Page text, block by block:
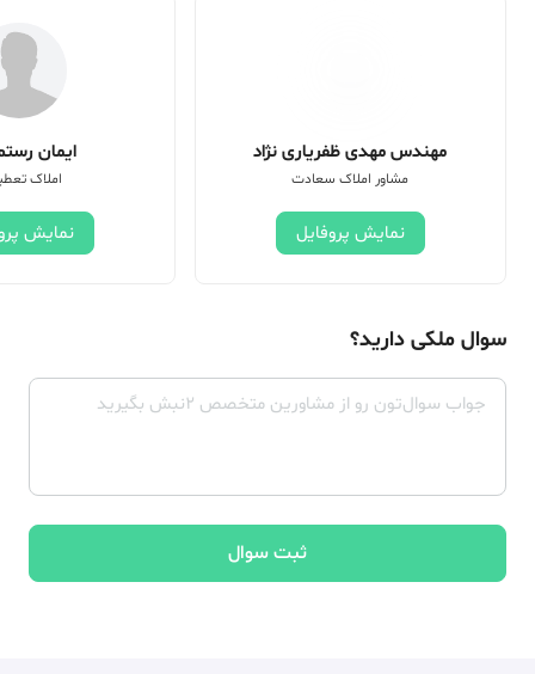
مهندس مهدی ظفریاری نژاد
مشاور املاک سعادت
نمایش پروفایل
ایمان
املاک
نمایش
سوال ملکی دارید؟
ثبت سوال